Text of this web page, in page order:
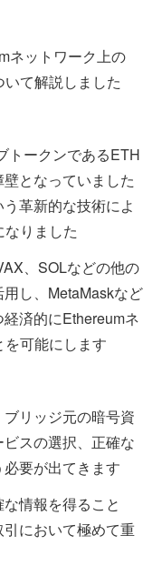
ネットワーク上の
て解説しました
トークンであるETH
となっていました
革新的な技術によ
りました
、SOLなどの他の
し、MetaMaskなど
済的にEthereumネ
可能にします
リッジ元の暗号資
スの選択、正確な
要が出てきます
情報を得ること
において極めて重